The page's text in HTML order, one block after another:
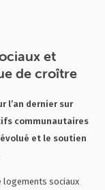
et
de croître
l’an dernier sur
communautaires
évolué et le soutien
logements sociaux